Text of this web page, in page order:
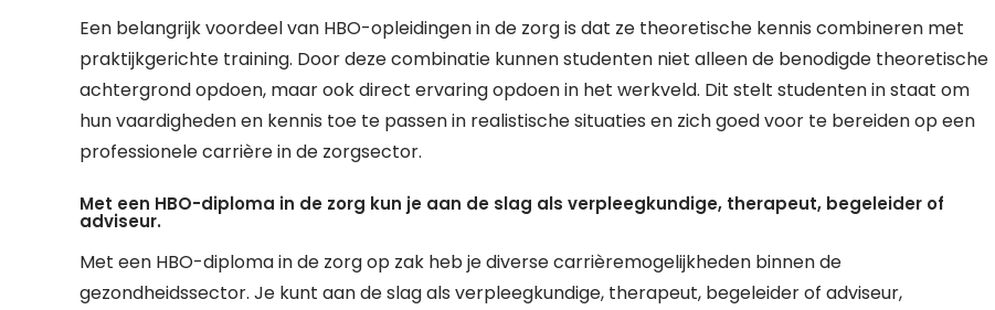
Een belangrijk voordeel van HBO-opleidingen in de zorg is dat ze theoretische kennis combineren met
praktijkgerichte training. Door deze combinatie kunnen studenten niet alleen de benodigde theoretische
achtergrond opdoen, maar ook direct ervaring opdoen in het werkveld. Dit stelt studenten in staat om
hun vaardigheden en kennis toe te passen in realistische situaties en zich goed voor te bereiden op een
professionele carrière in de zorgsector.
Met een HBO-diploma in de zorg kun je aan de slag als verpleegkundige, therapeut, begeleider of
adviseur.
Met een HBO-diploma in de zorg op zak heb je diverse carrièremogelijkheden binnen de
gezondheidssector. Je kunt aan de slag als verpleegkundige, therapeut, begeleider of adviseur,